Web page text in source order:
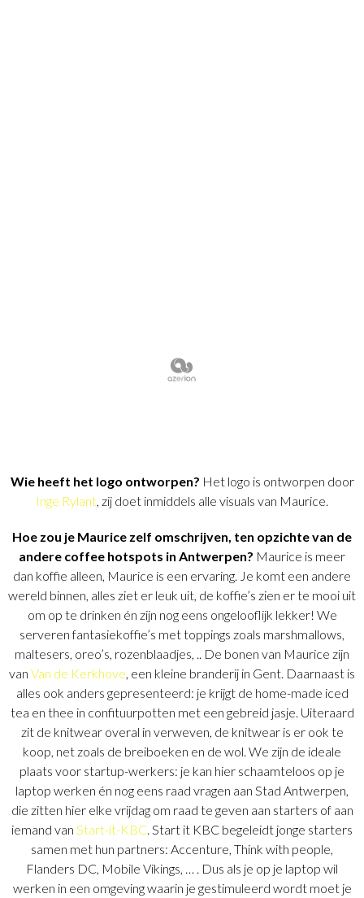
Wie heeft het logo ontworpen? Het logo is ontworpen door
Inge Rylant , zij doet inmiddels alle visuals van Maurice.
Hoe zou je Maurice zelf omschrijven, ten opzichte van de
andere coffee hotspots in Antwerpen? Maurice is meer
dan koffie alleen, Maurice is een ervaring. Je komt een andere
wereld binnen, alles ziet er leuk uit, de koffie’s zien er te mooi uit
om op te drinken én zijn nog eens ongelooflijk lekker! We
serveren fantasiekoffie’s met toppings zoals marshmallows,
maltesers, oreo’s, rozenblaadjes, ..
De bonen van Maurice zijn
van Van de Kerkhove , een kleine branderij in Gent. Daarnaast is
alles ook anders gepresenteerd: je krijgt de home-made iced
tea en thee in confituurpotten met een gebreid jasje. Uiteraard
zit de knitwear overal in verweven, de knitwear is er ook te
koop, net zoals de breiboeken en de wol. We zijn de ideale
plaats voor startup-werkers: je kan hier schaamteloos op je
laptop werken én nog eens raad vragen aan Stad Antwerpen,
die zitten hier elke vrijdag om raad te geven aan starters of aan
iemand van Start-it-KBC . Start it KBC begeleidt jonge starters
samen met hun partners: Accenture, Think with people,
Flanders DC, Mobile Vikings, … . Dus als je op je laptop wil
werken in een omgeving waarin je gestimuleerd wordt moet je